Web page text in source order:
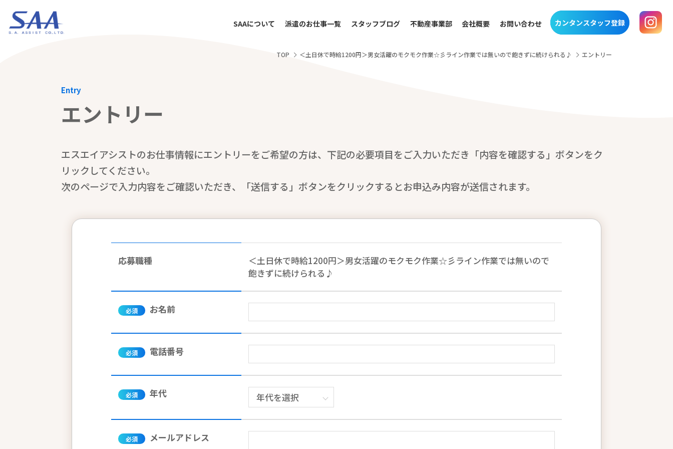
SAAについて 派遣のお仕事一覧 スタッフブログ 不動産事業部 会社概要 お問い合わせ カンタンスタッフ登録
TOP ＜土日休で時給1200円＞男女活躍のモクモク作業☆彡ライン作業では無いので飽きずに続けられる♪ エントリー
Entry
エントリー
エスエイアシストのお仕事情報にエントリーをご希望の方は、下記の必要項目をご入力いただき「内容を確認する」ボタンをク
リックしてください。
次のページで入力内容をご確認いただき、「送信する」ボタンをクリックするとお申込み内容が送信されます。
応募職種
＜土日休で時給1200円＞男女活躍のモクモク作業☆彡ライン作業では無いので
飽きずに続けられる♪
必須 お名前
必須 電話番号
必須 年代
必須 メールアドレス